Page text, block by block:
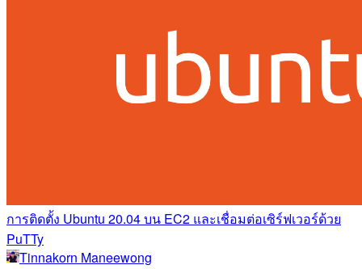
การติดตั้ง Ubuntu 20.04 บน EC2 และเชื่อมต่อเซิร์ฟเวอร์ด้วย
PuTTy
Tinnakorn Maneewong